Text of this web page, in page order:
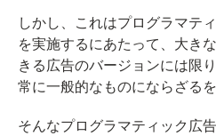
しかし、これはプログラマテ
を実施するにあたって、大き
きる広告のバージョンには限
常に一般的なものにならざる
そんなプログラマティック広